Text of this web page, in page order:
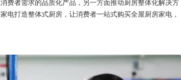
费者需求的品质化产品，另一方面推动厨房整体化解决方
电打造整体式厨房，让消费者一站式购买全屋厨房家电，